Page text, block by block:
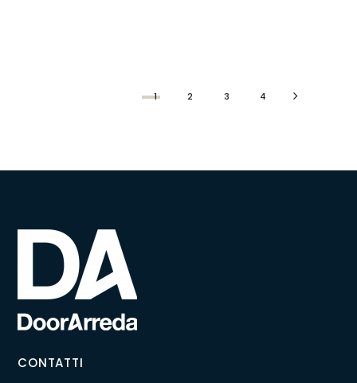
1 2 3 4
CONTATTI